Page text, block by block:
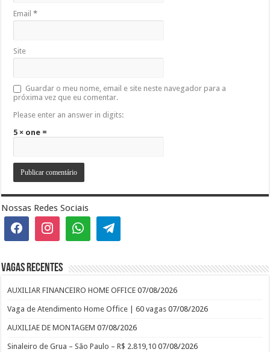
Email*
Site
Guardar o meu nome, email e site neste navegador para a
próxima vez que eu comentar.
Please enter an answer in digits:
5 × one =
Nossas Redes Sociais
Vagas recentes
AUXILIAR FINANCEIRO HOME OFFICE 07/08/2026
Vaga de Atendimento Home Office | 60 vagas 07/08/2026
AUXILIAE DE MONTAGEM 07/08/2026
Sinaleiro de Grua – São Paulo – R$ 2.819,10 07/08/2026